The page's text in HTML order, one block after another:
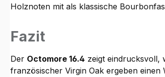
Holznoten mit als klassische
Fazit
Der Octomore 16.4 zeigt eindrucksvoll,
französischer Virgin Oak ergeben einen